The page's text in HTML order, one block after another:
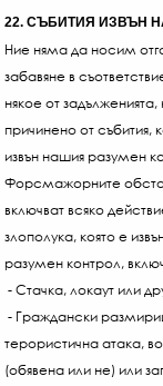
22. СЪБИТИЯ ИЗВЪН
Ние няма да носим
забавяне в
някое от
причинено от събития,
извън нашия разумен
Форсмажорните
включват всяко
злополука, която е
разумен контрол,
- Стачка, локаут или
- Граждански
терористична атака,
(обявена или не) или